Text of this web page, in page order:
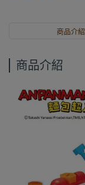
商品介紹
商品介紹